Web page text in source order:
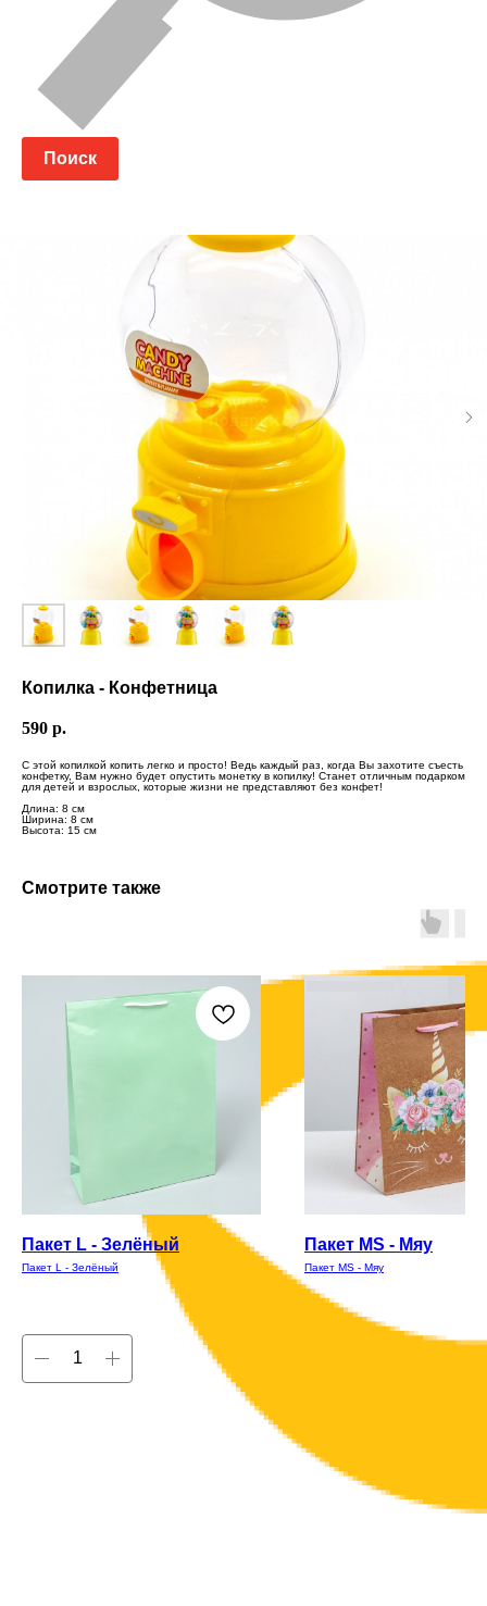
Поиск
Копилка - Конфетница
590 р.
С этой копилкой копить легко и просто! Ведь каждый раз, когда Вы захотите съесть
конфетку, Вам нужно будет опустить монетку в копилку! Станет отличным подарком
для детей и взрослых, которые жизни не представляют без конфет!
Длина: 8 см
Ширина: 8 см
Высота: 15 см
Смотрите также
Пакет L - Зелёный
Пакет L - Зелёный
Пакет MS - Мяу
Пакет MS - Мяу